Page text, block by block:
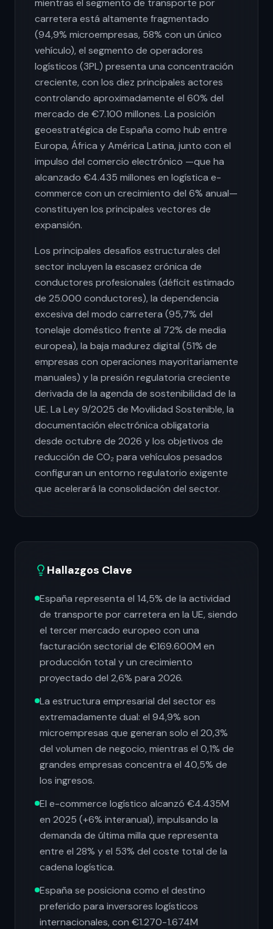
mientras el segmento de transporte por
carretera está altamente fragmentado
(94,9% microempresas, 58% con un único
vehículo), el segmento de operadores
logísticos (3PL) presenta una concentración
creciente, con los diez principales actores
controlando aproximadamente el 60% del
mercado de €7.100 millones. La posición
geoestratégica de España como hub entre
Europa, África y América Latina, junto con el
impulso del comercio electrónico —que ha
alcanzado €4.435 millones en logística e-
commerce con un crecimiento del 6% anual—
constituyen los principales vectores de
expansión.
Los principales desafíos estructurales del
sector incluyen la escasez crónica de
conductores profesionales (déficit estimado
de 25.000 conductores), la dependencia
excesiva del modo carretera (95,7% del
tonelaje doméstico frente al 72% de media
europea), la baja madurez digital (51% de
empresas con operaciones mayoritariamente
manuales) y la presión regulatoria creciente
derivada de la agenda de sostenibilidad de la
UE. La Ley 9/2025 de Movilidad Sostenible, la
documentación electrónica obligatoria
desde octubre de 2026 y los objetivos de
reducción de CO₂ para vehículos pesados
configuran un entorno regulatorio exigente
que acelerará la consolidación del sector.
Hallazgos Clave
España representa el 14,5% de la actividad
de transporte por carretera en la UE, siendo
el tercer mercado europeo con una
facturación sectorial de €169.600M en
producción total y un crecimiento
proyectado del 2,6% para 2026.
La estructura empresarial del sector es
extremadamente dual: el 94,9% son
microempresas que generan solo el 20,3%
del volumen de negocio, mientras el 0,1% de
grandes empresas concentra el 40,5% de
los ingresos.
El e-commerce logístico alcanzó €4.435M
en 2025 (+6% interanual), impulsando la
demanda de última milla que representa
entre el 28% y el 53% del coste total de la
cadena logística.
España se posiciona como el destino
preferido para inversores logísticos
internacionales, con €1.270-1.674M